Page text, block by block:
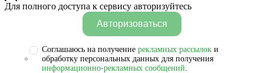
Для полного доступа к сервису авторизуйтесь
Авторизоваться
Соглашаюсь на получениерекламных рассылок и
обработку персональных данных для получения
информационно-рекламных сообщений